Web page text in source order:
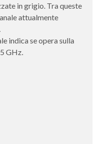
in grigio. Tra queste
attualmente
indica se opera sulla
GHz.